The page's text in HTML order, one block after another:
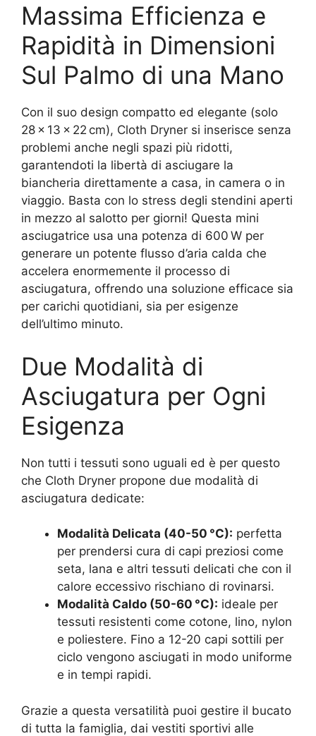
Massima Efficienza e
Rapidità in Dimensioni
Sul Palmo di una Mano
Con il suo design compatto ed elegante (solo
28 × 13 × 22 cm), Cloth Dryner si inserisce senza
problemi anche negli spazi più ridotti,
garantendoti la libertà di asciugare la
biancheria direttamente a casa, in camera o in
viaggio. Basta con lo stress degli stendini aperti
in mezzo al salotto per giorni! Questa mini
asciugatrice usa una potenza di 600 W per
generare un potente flusso d’aria calda che
accelera enormemente il processo di
asciugatura, offrendo una soluzione efficace sia
per carichi quotidiani, sia per esigenze
dell’ultimo minuto.
Due Modalità di
Asciugatura per Ogni
Esigenza
Non tutti i tessuti sono uguali ed è per questo
che Cloth Dryner propone due modalità di
asciugatura dedicate:
Modalità Delicata (40-50 °C): perfetta
per prendersi cura di capi preziosi come
seta, lana e altri tessuti delicati che con il
calore eccessivo rischiano di rovinarsi.
Modalità Caldo (50-60 °C): ideale per
tessuti resistenti come cotone, lino, nylon
e poliestere. Fino a 12-20 capi sottili per
ciclo vengono asciugati in modo uniforme
e in tempi rapidi.
Grazie a questa versatilità puoi gestire il bucato
di tutta la famiglia, dai vestiti sportivi alle